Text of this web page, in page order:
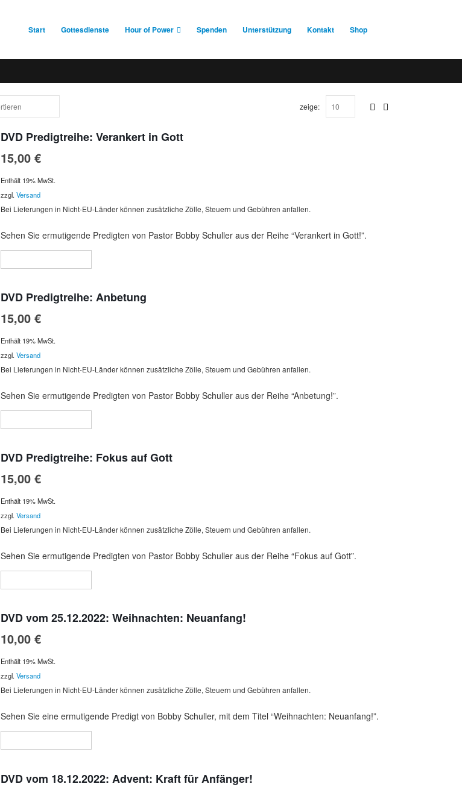
Start Gottesdienste Hour of Power Spenden Unterstützung Kontakt Shop
zeige:
DVD Predigtreihe: Verankert in Gott
15,00€
Enthält 19% MwSt.
zzgl.Versand
Bei Lieferungen in Nicht-EU-Länder können zusätzliche Zölle, Steuern und Gebühren anfallen.
Sehen Sie ermutigende Predigten von Pastor Bobby Schuller aus der Reihe “Verankert in Gott!”.
DVD Predigtreihe: Anbetung
15,00€
Enthält 19% MwSt.
zzgl.Versand
Bei Lieferungen in Nicht-EU-Länder können zusätzliche Zölle, Steuern und Gebühren anfallen.
Sehen Sie ermutigende Predigten von Pastor Bobby Schuller aus der Reihe “Anbetung!”.
DVD Predigtreihe: Fokus auf Gott
15,00€
Enthält 19% MwSt.
zzgl.Versand
Bei Lieferungen in Nicht-EU-Länder können zusätzliche Zölle, Steuern und Gebühren anfallen.
Sehen Sie ermutigende Predigten von Pastor Bobby Schuller aus der Reihe “Fokus auf Gott”.
DVD vom 25.12.2022: Weihnachten: Neuanfang!
10,00€
Enthält 19% MwSt.
zzgl.Versand
Bei Lieferungen in Nicht-EU-Länder können zusätzliche Zölle, Steuern und Gebühren anfallen.
Sehen Sie eine ermutigende Predigt von Bobby Schuller, mit dem Titel “Weihnachten: Neuanfang!”.
DVD vom 18.12.2022: Advent: Kraft für Anfänger!